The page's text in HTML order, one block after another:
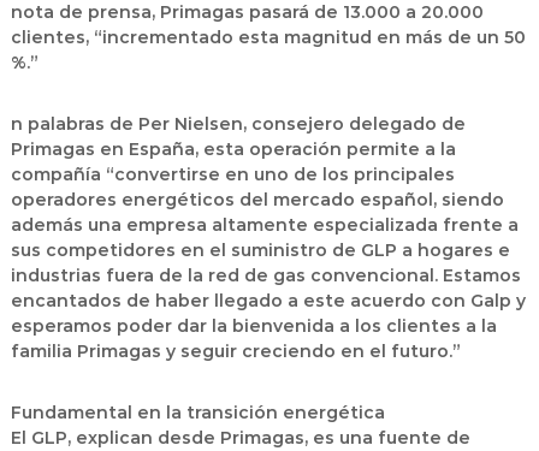
nota de prensa, Primagas pasará de 13.000 a 20.000
clientes, “incrementado esta magnitud en más de un 50
%.”
n palabras de Per Nielsen, consejero delegado de
Primagas en España, esta operación permite a la
compañía “convertirse en uno de los principales
operadores energéticos del mercado español, siendo
además una empresa altamente especializada frente a
sus competidores en el suministro de GLP a hogares e
industrias fuera de la red de gas convencional. Estamos
encantados de haber llegado a este acuerdo con Galp y
esperamos poder dar la bienvenida a los clientes a la
familia Primagas y seguir creciendo en el futuro.”
Fundamental en la transición energética
El GLP, explican desde Primagas, es una fuente de